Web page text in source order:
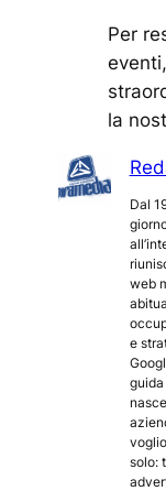
Per
la
Dal
web
e
solo: